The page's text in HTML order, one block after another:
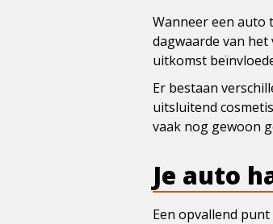
Wanneer een auto
dagwaarde van
uitkomst
Er bestaan
uitsluitend
vaak nog gewoon
Je auto
Een opvallend